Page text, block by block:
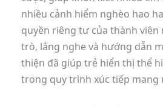
nhiều cảnh hiểm nghèo hao
quyền riêng tư của thành viên
trò, lắng nghe và hướng dẫn
thiện đã giúp trẻ hiển thị thể
trong quy trình xúc tiếp mang